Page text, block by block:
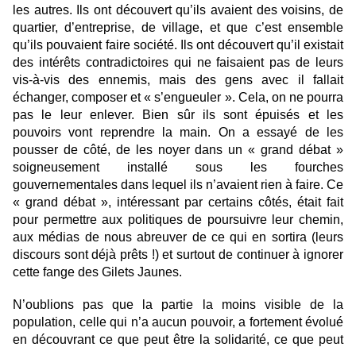
les autres. Ils ont découvert qu’ils avaient des voisins, de
quartier, d’entreprise, de village, et que c’est ensemble
qu’ils pouvaient faire société. Ils ont découvert qu’il existait
des intérêts contradictoires qui ne faisaient pas de leurs
vis-à-vis des ennemis, mais des gens avec il fallait
échanger, composer et « s’engueuler ». Cela, on ne pourra
pas le leur enlever. Bien sûr ils sont épuisés et les
pouvoirs vont reprendre la main. On a essayé de les
pousser de côté, de les noyer dans un « grand débat »
soigneusement installé sous les fourches
gouvernementales dans lequel ils n’avaient rien à faire. Ce
« grand débat », intéressant par certains côtés, était fait
pour permettre aux politiques de poursuivre leur chemin,
aux médias de nous abreuver de ce qui en sortira (leurs
discours sont déjà prêts !) et surtout de continuer à ignorer
cette fange des Gilets Jaunes.
N’oublions pas que la partie la moins visible de la
population, celle qui n’a aucun pouvoir, a fortement évolué
en découvrant ce que peut être la solidarité, ce que peut